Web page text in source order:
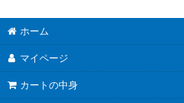
ホーム
マイページ
カートの中身